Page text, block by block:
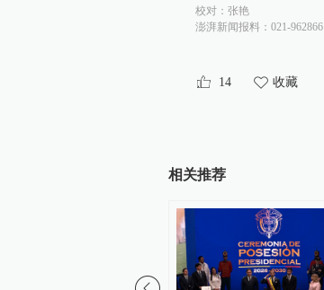
校对： 张艳
澎湃新闻报料：021-962866
14 收藏
相关推荐